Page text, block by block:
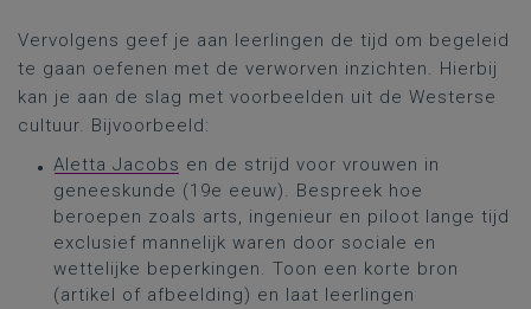
Vervolgens geef je aan leerlingen de tijd om begeleid
te gaan oefenen met de verworven inzichten. Hierbij
kan je aan de slag met voorbeelden uit de Westerse
cultuur. Bijvoorbeeld:
Aletta Jacobs en de strijd voor vrouwen in
geneeskunde (19e eeuw). Bespreek hoe
beroepen zoals arts, ingenieur en piloot lange tijd
exclusief mannelijk waren door sociale en
wettelijke beperkingen. Toon een korte bron
(artikel of afbeelding) en laat leerlingen